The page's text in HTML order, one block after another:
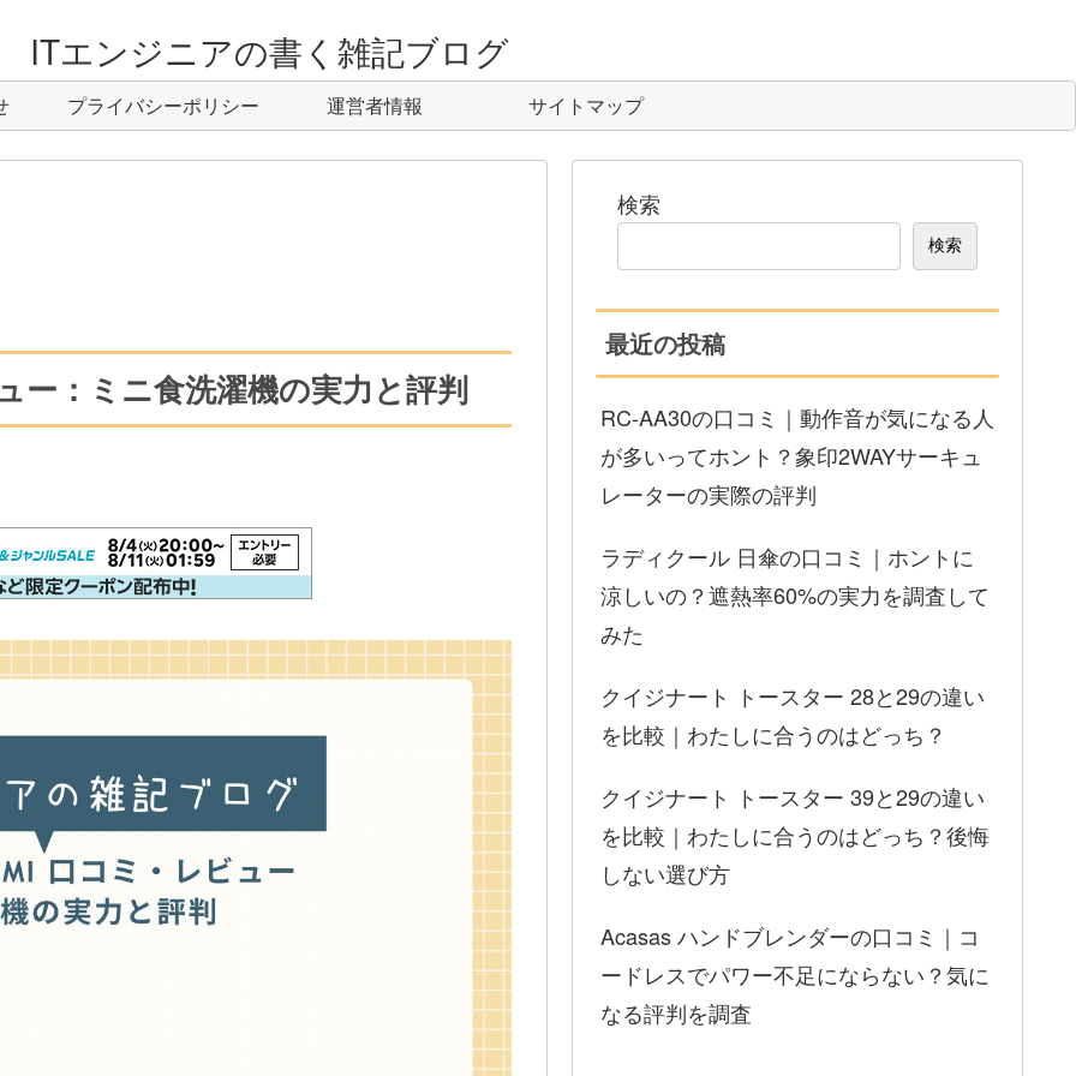
ITエンジニアの書く雑記ブログ
プライバシーポリシー 運営者情報 サイトマップ
ー：ミニ食洗濯機の実力と評判
検索
検索
最近の投稿
RC-AA30の口コミ｜動作音が気になる人
が多いってホント？象印2WAYサーキュ
レーターの実際の評判
ラディクール 日傘の口コミ｜ホントに
涼しいの？遮熱率60%の実力を調査して
みた
クイジナート トースター 28と29の違い
を比較｜わたしに合うのはどっち？
クイジナート トースター 39と29の違い
を比較｜わたしに合うのはどっち？後悔
しない選び方
Acasas ハンドブレンダーの口コミ｜コ
ードレスでパワー不足にならない？気に
なる評判を調査